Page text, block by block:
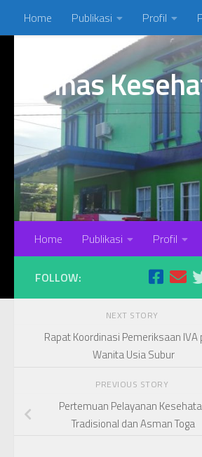
Skip to content
Home Publikasi Profil
Dinas
Home Publikasi Profil
FOLLOW:
NEXT STORY
Rapat Koordinasi Pemeriksaan IVA
Wanita Usia Subur
PREVIOUS STORY
Pertemuan Pelayanan
Tradisional dan Asman Toga